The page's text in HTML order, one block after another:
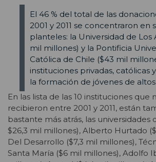
El 46 % del total de las
2001 y 2011 se concentraron en
planteles: la Universidad de Los
mil millones) y la Pontificia
Católica de Chile ($43 mil
instituciones privadas, católicas
la formación de jóvenes de
En las lista de las 10 instituciones que
recibieron entre 2001 y 2011, están
bastante más atrás, las universidades
$26,3 mil millones), Alberto Hurtado
Del Desarrollo ($7,3 mil millones),
Santa María ($6 mil millones), Adolfo